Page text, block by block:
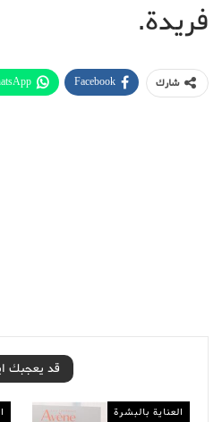
فريدة.
شارك Facebook
قد يعجبك
العناية بالبشرة